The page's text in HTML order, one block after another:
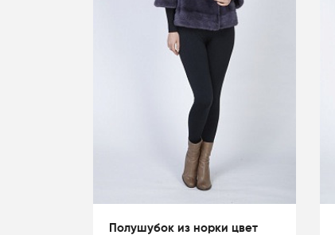
Полушубок из норки цвет